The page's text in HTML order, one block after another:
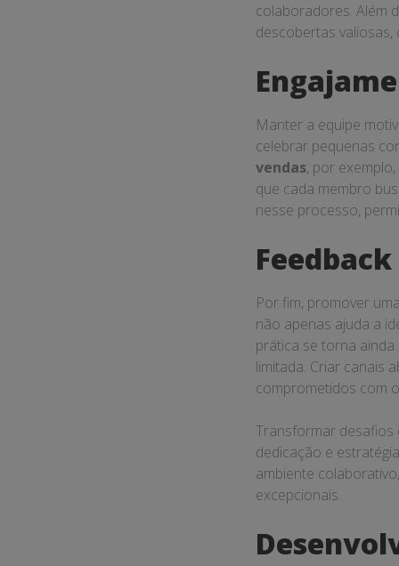
colaboradores. Além
descobertas
Manter a equipe
celebrar pequenas
vendas, por
que cada membro
nesse processo,
Por fim, promover
não apenas ajuda a
prática se torna ainda
limitada. Criar canais
comprometidos com
Transformar desafios
dedicação e
ambiente
excepcionais.